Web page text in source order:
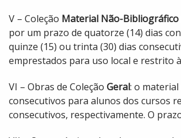
V – Coleção Material Não-Bibliográfico
por um prazo de quatorze (14) dias
quinze (15) ou trinta (30) dias
emprestados para uso local e restrito
VI – Obras de Coleção Geral: o
consecutivos para alunos dos cursos
consecutivos, respectivamente. O